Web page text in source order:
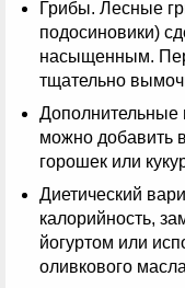
Грибы. Лесные
подосиновики)
насыщенным.
тщательно
Дополнительные
можно добавить
горошек или
Диетический
калорийность,
йогуртом или
оливкового